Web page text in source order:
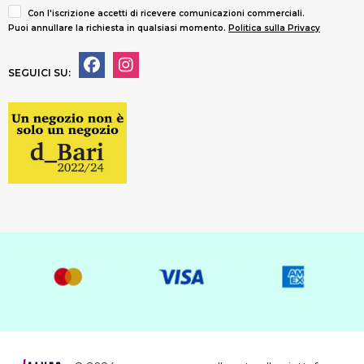
Con l'iscrizione accetti di ricevere comunicazioni commerciali.
Puoi annullare la richiesta in qualsiasi momento. Politica sulla Privacy
SEGUICI SU: